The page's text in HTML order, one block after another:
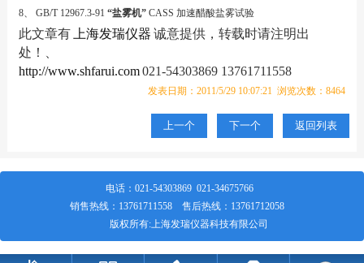
8、 GB/T 12967.3-91 “盐雾机”CASS 加速醋酸盐雾试验
此文章有 上海发瑞仪器 诚意提供，转载时请注明出
处！、
http://www.shfarui.com021-54303869 13761711558
发表日期：2011/5/29 10:07:21 浏览次数：8464
上一个 下一个 返回列表
电话： 021-54303869 021-34675766
销售热线： 13761711558 售后热线： 13761712058
版权所有:上海发瑞仪器科技有限公司